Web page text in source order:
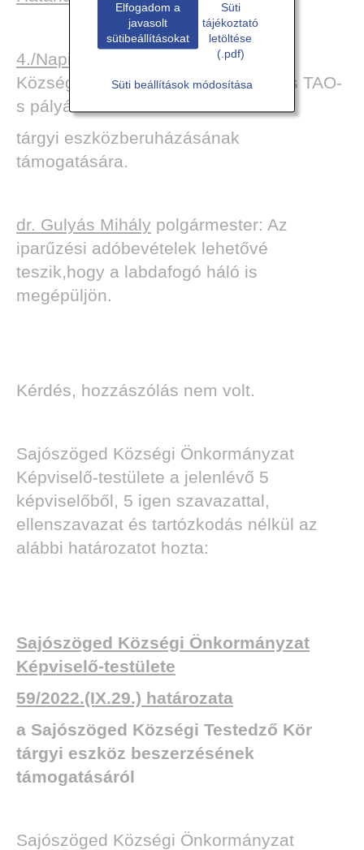
4./Napirend:
Javaslat a Sajószöged
Községi Testedző Kör 2021/2022-es TAO-
s pályázat
tárgyi eszközberuházásának
támogatására.
dr. Gulyás Mihály polgármester: Az
iparűzési adóbevételek lehetővé
teszik,hogy a labdafogó háló is
megépüljön.
Kérdés, hozzászólás nem volt.
Sajószöged Községi Önkormányzat
Képviselő-testülete a jelenlévő 5
képviselőből, 5 igen szavazattal,
ellenszavazat és tartózkodás nélkül az
alábbi határozatot hozta:
Sajószöged Községi Önkormányzat
Képviselő-testülete
59/2022.(IX.29.) határozata
a Sajószöged Községi Testedző Kör
tárgyi eszköz beszerzésének
támogatásáról
Sajószöged Községi Önkormányzat
Elfogadom a
javasolt
sütibeállításokat
Süti
tájékoztató
letöltése
(.pdf)
Süti beállítások módosítása